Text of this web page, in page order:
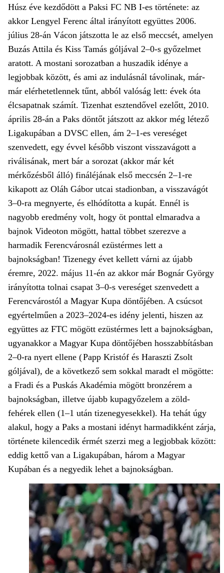
Húsz éve kezdődött a Paksi FC NB I-es története: az
akkor Lengyel Ferenc által irányított együttes 2006.
július 28-án Vácon játszotta le az első meccsét, amelyen
Buzás Attila és Kiss Tamás góljával 2–0-s győzelmet
aratott. A mostani sorozatban a huszadik idénye a
legjobbak között, és ami az indulásnál távolinak, már-
már elérhetetlennek tűnt, abból valóság lett: évek óta
élcsapatnak számít. Tizenhat esztendővel ezelőtt, 2010.
április 28-án a Paks döntőt játszott az akkor még létező
Ligakupában a DVSC ellen, ám 2–1-es vereséget
szenvedett, egy évvel később viszont visszavágott a
riválisának, mert bár a sorozat (akkor már két
mérkőzésből álló) fináléjának első meccsén 2–1-re
kikapott az Oláh Gábor utcai stadionban, a visszavágót
3–0-ra megnyerte, és elhódította a kupát. Ennél is
nagyobb eredmény volt, hogy öt ponttal elmaradva a
bajnok Videoton mögött, hattal többet szerezve a
harmadik Ferencvárosnál ezüstérmes lett a
bajnokságban! Tizenegy évet kellett várni az újabb
éremre, 2022. május 11-én az akkor már Bognár György
irányította tolnai csapat 3–0-s vereséget szenvedett a
Ferencvárostól a Magyar Kupa döntőjében. A csúcsot
egyértelműen a 2023–2024-es idény jelenti, hiszen az
együttes az FTC mögött ezüstérmes lett a bajnokságban,
ugyanakkor a Magyar Kupa döntőjében hosszabbításban
2–0-ra nyert ellene ( Papp Kristóf és Haraszti Zsolt
góljával), de a következő sem sokkal maradt el mögötte:
a Fradi és a Puskás Akadémia mögött bronzérem a
bajnokságban, illetve újabb kupagyőzelem a zöld-
fehérek ellen (1–1 után tizenegyesekkel). Ha tehát úgy
alakul, hogy a Paks a mostani idényt harmadikként zárja,
története kilencedik érmét szerzi meg a legjobbak között:
eddig kettő van a Ligakupában, három a Magyar
Kupában és a negyedik lehet a bajnokságban.